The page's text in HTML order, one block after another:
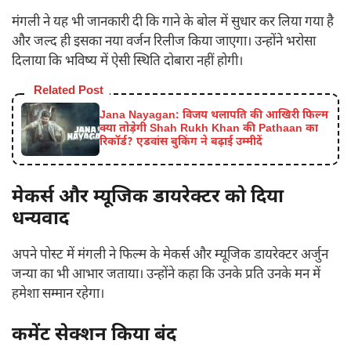
मंगली ने यह भी जानकारी दी कि गाने के बोल में सुधार कर लिया गया है
और जल्द ही इसका नया वर्जन रिलीज किया जाएगा। उन्होंने भरोसा
दिलाया कि भविष्य में ऐसी स्थिति दोबारा नहीं होगी।
Related Post
Jana Nayagan: विजय थलापति की आखिरी फिल्म
क्या तोड़ेगी Shah Rukh Khan की Pathaan का
रिकॉर्ड? एडवांस बुकिंग ने बढ़ाई उम्मीदें
मेकर्स और म्यूजिक डायरेक्टर को दिया
धन्यवाद
अपने पोस्ट में मंगली ने फिल्म के मेकर्स और म्यूजिक डायरेक्टर अर्जुन
जन्या का भी आभार जताया। उन्होंने कहा कि उनके प्रति उनके मन में
हमेशा सम्मान रहेगा।
कमेंट सेक्शन किया बंद